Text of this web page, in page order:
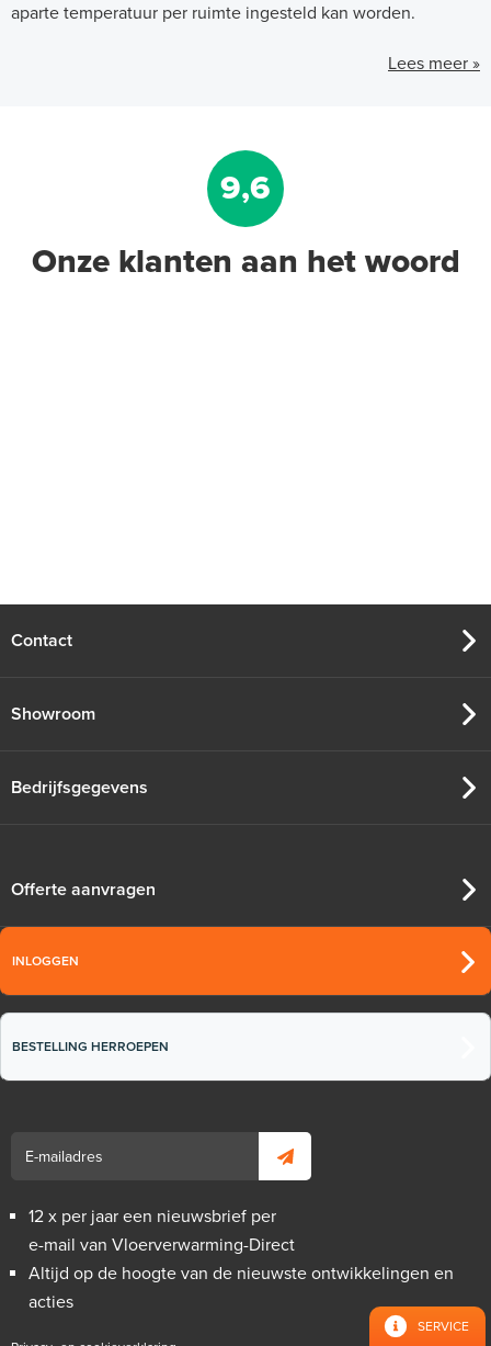
aparte temperatuur per ruimte ingesteld kan worden.
Lees meer »
9,6
Onze klanten aan het woord
Contact
Showroom
Bedrijfsgegevens
Offerte aanvragen
INLOGGEN
BESTELLING HERROEPEN
12 x per jaar een nieuwsbrief per
e-mail van Vloerverwarming-Direct
Altijd op de hoogte van de nieuwste ontwikkelingen en
acties
SERVICE